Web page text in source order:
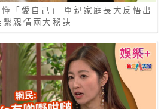
「愛自己」 單親家庭長大反悟出
繫親情兩大秘訣